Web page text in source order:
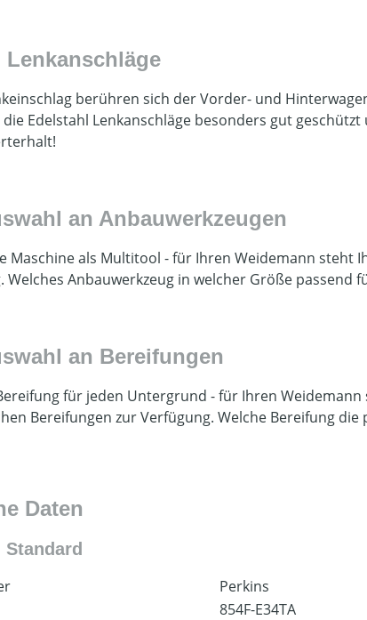
Lenkanschläge
berühren sich der Vorder- und
Edelstahl Lenkanschläge besonders gut
an Anbauwerkzeugen
Maschine als Multitool - für Ihren Weidemann steht
Welches Anbauwerkzeug in welcher Größe passend
an Bereifungen
für jeden Untergrund - für Ihren
Bereifungen zur Verfügung. Welche Bereifung
Daten
Perkins
854F-E34TA